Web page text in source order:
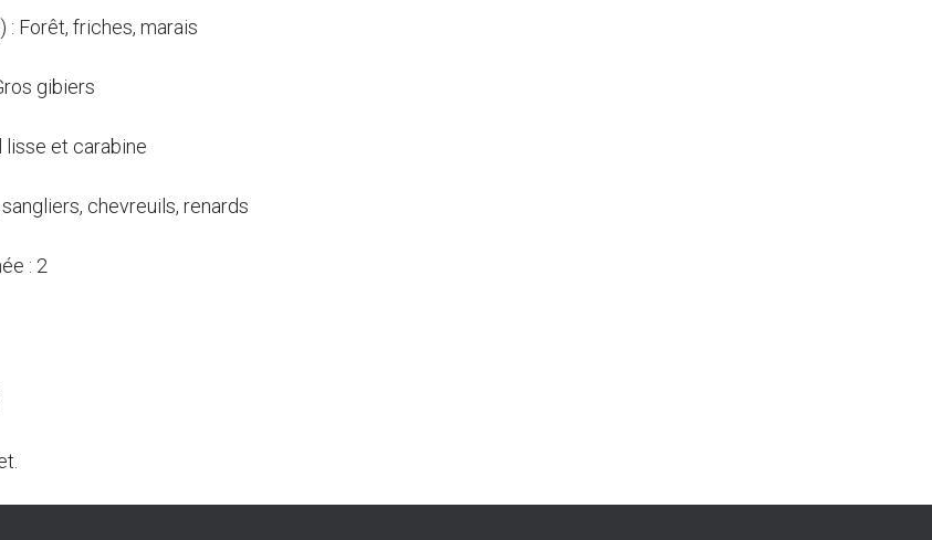
Forêt, friches, marais
gibiers
lisse et carabine
chevreuils, renards
: 2